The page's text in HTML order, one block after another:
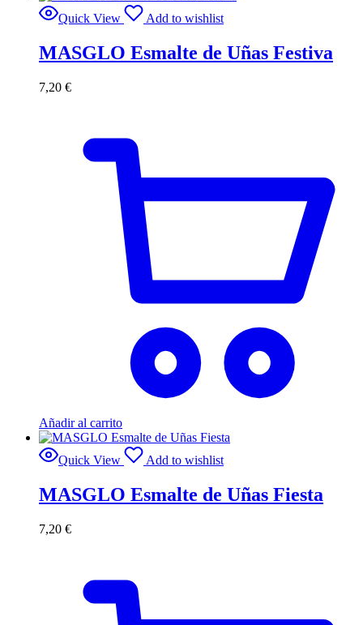
Quick View Add to wishlist
MASGLO Esmalte de Uñas Festiva
7,20 €
Añadir al carrito
Quick View Add to wishlist
MASGLO Esmalte de Uñas Fiesta
7,20 €